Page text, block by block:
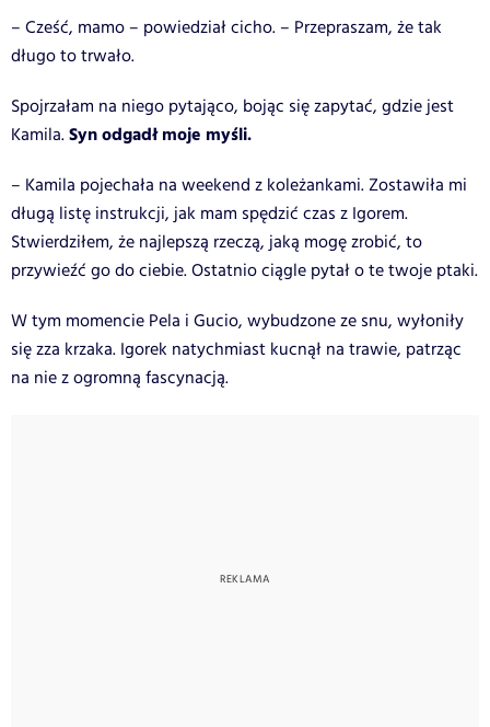
– Cześć, mamo – powiedział cicho. – Przepraszam, że tak
długo to trwało.
Spojrzałam na niego pytająco, bojąc się zapytać, gdzie jest
Kamila.Syn odgadł moje myśli.
– Kamila pojechała na weekend z koleżankami. Zostawiła mi
długą listę instrukcji, jak mam spędzić czas z Igorem.
Stwierdziłem, że najlepszą rzeczą, jaką mogę zrobić, to
przywieźć go do ciebie. Ostatnio ciągle pytał o te twoje ptaki.
W tym momencie Pela i Gucio, wybudzone ze snu, wyłoniły
się zza krzaka. Igorek natychmiast kucnął na trawie, patrząc
na nie z ogromną fascynacją.